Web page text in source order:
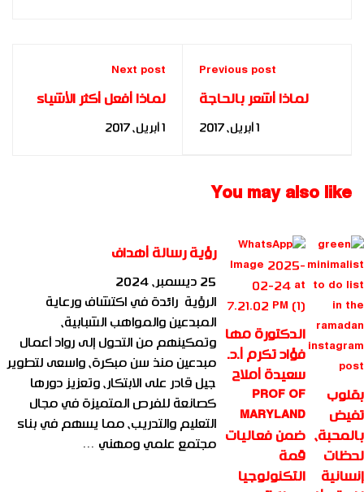
Previous post
لماذا أشعر بالحاجة
للوصول مبكرا ً؟ |
1 أبريل، 2017
Next post
لماذا أفعل أكثر الأشياء
بغباء ؟ | التحليل
1 أبريل، 2017
You may also like
بقلوب
تفيض
بالمحبة،
لحظات
إنسانية
الدكتورة مها
فؤاد تكرم أ.د.
سعيدة أملاح
PROF OF
MARYLAND
ضمن فعاليات
قمة
التكنولوجيا
رؤية رسالة أهداف
25 ديسمبر، 2024
الرؤية رائدة في اكتشاف ورعاية
المبدعين والمواهب الشبابية،
وتمكينهم من التحول إلى رواد أعمال
مبدعين منذ سن مبكرة، واسعى لتطوير
جيل قادر على الابتكار، وتعزيز دورها
كصانعة للفرص المتميزة في مجال
التعليم والتدريب، مما يسهم في بناء
مجتمع علمي ومهني …